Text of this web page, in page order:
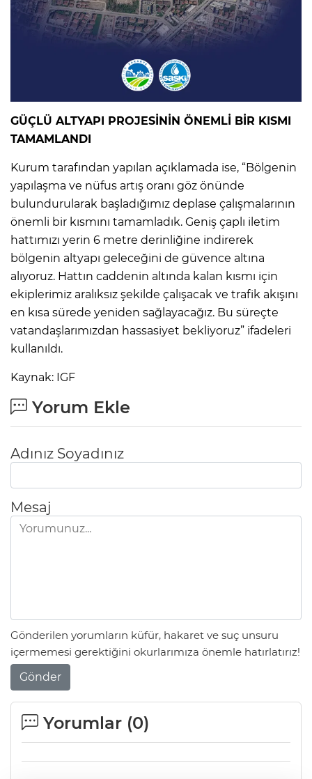
GÜÇLÜ ALTYAPI PROJESİNİN ÖNEMLİ BİR KISMI
TAMAMLANDI
Kurum tarafından yapılan açıklamada ise, “Bölgenin
yapılaşma ve nüfus artış oranı göz önünde
bulundurularak başladığımız deplase çalışmalarının
önemli bir kısmını tamamladık. Geniş çaplı iletim
hattımızı yerin 6 metre derinliğine indirerek
bölgenin altyapı geleceğini de güvence altına
alıyoruz. Hattın caddenin altında kalan kısmı için
ekiplerimiz aralıksız şekilde çalışacak ve trafik akışını
en kısa sürede yeniden sağlayacağız. Bu süreçte
vatandaşlarımızdan hassasiyet bekliyoruz” ifadeleri
kullanıldı.
Kaynak: IGF
Yorum Ekle
Adınız Soyadınız
Mesaj
Gönderilen yorumların küfür, hakaret ve suç unsuru
içermemesi gerektiğini okurlarımıza önemle hatırlatırız!
Gönder
Yorumlar (0)